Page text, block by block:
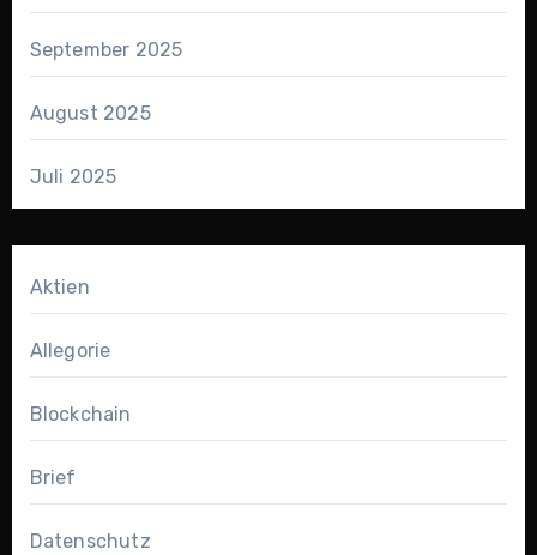
September 2025
August 2025
Juli 2025
Aktien
Allegorie
Blockchain
Brief
Datenschutz